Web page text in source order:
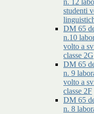
n. 12
studenti
DM 65
n.10
volto a
classe 2G
DM 65
n. 9
volto a
classe 2F
DM 65
n. 8